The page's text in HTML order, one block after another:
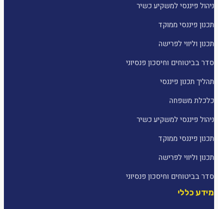
ניהול פיננסי למשקיע כשיר
תכנון פיננסי ממוקד
תכנון וליווי לפרישה
סדר בביטוחים וחיסכון פנסיוני
תהליך תכנון פיננסי
כלכלת משפחה
ניהול פיננסי למשקיע כשיר
תכנון פיננסי ממוקד
תכנון וליווי לפרישה
סדר בביטוחים וחיסכון פנסיוני
מידע כללי